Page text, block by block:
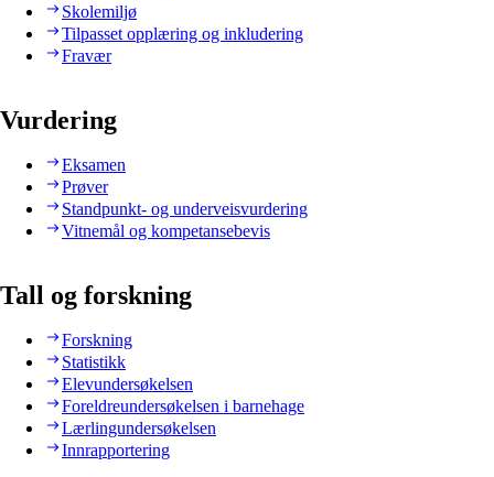
Skolemiljø
Tilpasset opplæring og inkludering
Fravær
Vurdering
Eksamen
Prøver
Standpunkt- og underveisvurdering
Vitnemål og kompetansebevis
Tall og forskning
Forskning
Statistikk
Elevundersøkelsen
Foreldreundersøkelsen i barnehage
Lærlingundersøkelsen
Innrapportering